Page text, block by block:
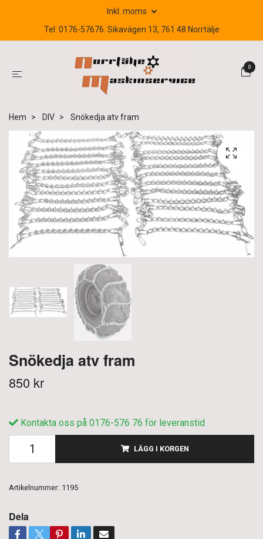
Inkl. moms
Tel: 0176-57676. Sikavägen 13, 761 48 Norrtälje
0
Hem DIV Snökedja atv fram
Snökedja atv fram
850 kr
Kontakta oss på 0176-576 76 för leveranstid
LÄGG I KORGEN
Artikelnummer: 1195
Dela